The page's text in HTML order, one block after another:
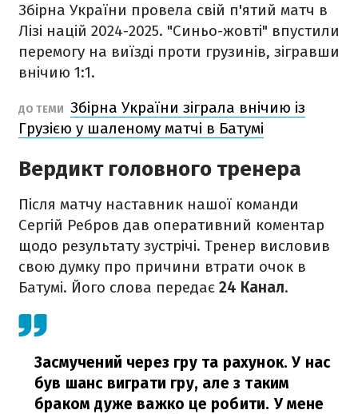
Збірна України провела свій п'ятий матч в
Лізі націй 2024-2025. "Синьо-жовті" впустили
перемогу на виїзді проти грузинів, зігравши
внічию 1:1.
ДО ТЕМИ Збірна України зіграла внічию із
Грузією у шаленому матчі в Батумі
Вердикт головного тренера
Після матчу наставник нашої команди
Сергій Ребров дав оперативний коментар
щодо результату зустрічі. Тренер висловив
свою думку про причини втрати очок в
Батумі. Його слова передає 24 Канал.
Засмучений через гру та рахунок. У нас
був шанс виграти гру, але з таким
браком дуже важко це робити. У мене